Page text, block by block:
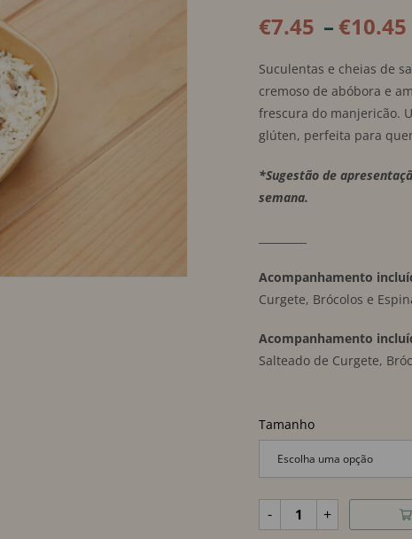
€7.45 – €10.45
Suculentas e cheias de
cremoso de abóbora e
frescura do manjericão.
glúten, perfeita para
*Sugestão de
semana.
Acompanhamento
Curgete, Brócolos e
Acompanhamento
Salteado de Curgete,
Tamanho
Escolha uma opção
- +